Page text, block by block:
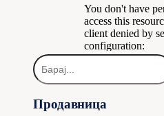
Б
а
а
Продавница